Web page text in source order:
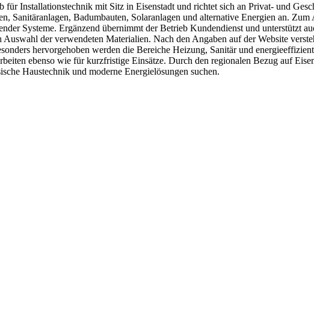
Installationstechnik mit Sitz in Eisenstadt und richtet sich an Privat- und
Sanitäranlagen, Badumbauten, Solaranlagen und alternative Energien an.
Systeme. Ergänzend übernimmt der Betrieb Kundendienst und unterstützt
der verwendeten Materialien. Nach den Angaben auf der Website
hervorgehoben werden die Bereiche Heizung, Sanitär und
ebenso wie für kurzfristige Einsätze. Durch den regionalen Bezug auf
Haustechnik und moderne Energielösungen suchen.